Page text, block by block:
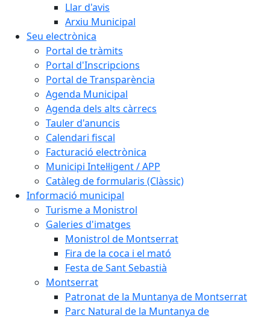
Llar d'avis
Arxiu Municipal
Seu electrònica
Portal de tràmits
Portal d'Inscripcions
Portal de Transparència
Agenda Municipal
Agenda dels alts càrrecs
Tauler d'anuncis
Calendari fiscal
Facturació electrònica
Municipi Intel·ligent / APP
Catàleg de formularis (Clàssic)
Informació municipal
Turisme a Monistrol
Galeries d'imatges
Monistrol de Montserrat
Fira de la coca i el mató
Festa de Sant Sebastià
Montserrat
Patronat de la Muntanya de Montserrat
Parc Natural de la Muntanya de